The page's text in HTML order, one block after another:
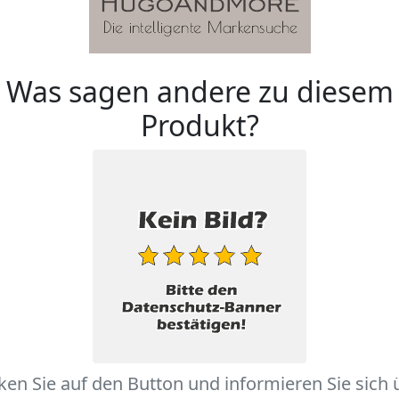
Was sagen andere zu diesem
Produkt?
Sie auf den Button und informieren Sie sich